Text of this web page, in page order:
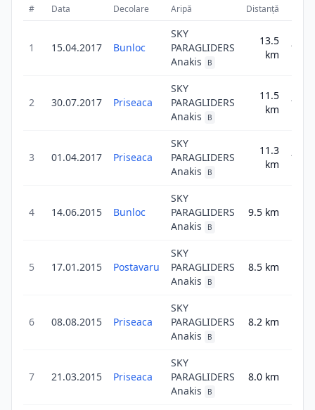
# Data Decolare Aripă Distanță
1 15.04.2017 Bunloc
SKY
PARAGLIDERS
Anakis
B
13.5
km
13.5
2 30.07.2017 Priseaca
SKY
PARAGLIDERS
Anakis
B
11.5
km
11.5
3 01.04.2017 Priseaca
SKY
PARAGLIDERS
Anakis
B
11.3
km
11.3
4 14.06.2015 Bunloc
SKY
PARAGLIDERS
Anakis
B
9.5 km
5 17.01.2015 Postavaru
SKY
PARAGLIDERS
Anakis
B
8.5 km
6 08.08.2015 Priseaca
SKY
PARAGLIDERS
Anakis
B
8.2 km
7 21.03.2015 Priseaca
SKY
PARAGLIDERS
Anakis
B
8.0 km